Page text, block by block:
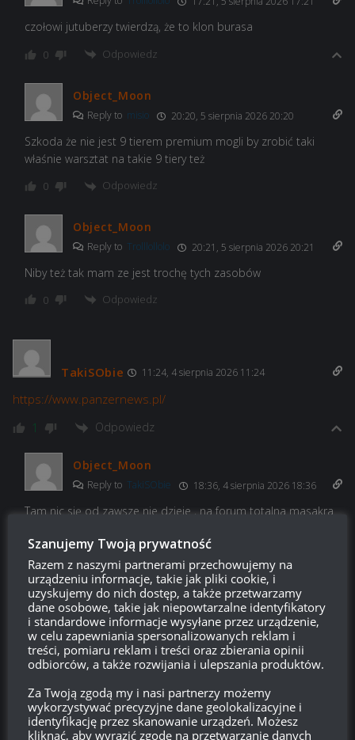
czołowi jutuberzy twierdzą, że to klon burasa
0 Odpowiedz
Object_Moon
Reply to misio 20:20, 5 sierpnia 2026 20:20
Szkoda że nie jest 9 tierem premium mogli by zrobić taki
właśnie warsztat na takie 9 tiery też
0 Odpowiedz
Object_Moon
Reply to Trolllollolo 20:21, 5 sierpnia 2026 20:21
Niby też tak mam ze jest trochę tych zasobów
0 Odpowiedz
TakiSObie 11:24, 4 sierpnia 2026 11:24
https://www.panzernews.pl/
1 Odpowiedz
Object_Moon
Reply to TakiSObie 18:36, 4 sierpnia 2026 18:36
Tam nic się od zawsze nie dzieje , na forum totalna masakra
Odpowiedz
KW1S 17:23, 1 sierpnia 2026 17:23
Sytuacja przypomina raczej muchę, która usiadła na lep. Wisi i
patrzy. Jeszcze wygląda normalnie, jeszcze rusza ostatnią
wolna nogą i co jakiś czas próbuje poderwać sie lotu, ale nic z
tego. Do jej głowy pomału dochodzi, że to już koniec !! Bez
odbioru.
Szanujemy Twoją prywatność
Razem z naszymi partnerami przechowujemy na
urządzeniu informacje, takie jak pliki cookie, i
uzyskujemy do nich dostęp, a także przetwarzamy
dane osobowe, takie jak niepowtarzalne identyfikatory
i standardowe informacje wysyłane przez urządzenie,
w celu zapewniania spersonalizowanych reklam i
treści, pomiaru reklam i treści oraz zbierania opinii
odbiorców, a także rozwijania i ulepszania produktów.
Za Twoją zgodą my i nasi partnerzy możemy
wykorzystywać precyzyjne dane geolokalizacyjne i
identyfikację przez skanowanie urządzeń. Możesz
kliknąć, aby wyrazić zgodę na przetwarzanie danych